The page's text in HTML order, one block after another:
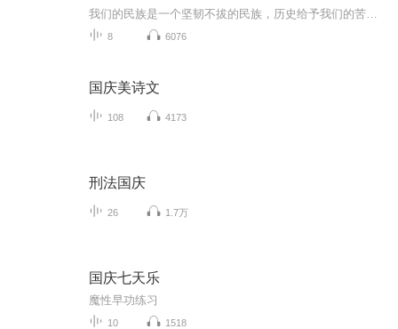
8 6076
国庆美诗文
108 4173
刑法国庆
26 1.7万
国庆七天乐
魔性早功练习
10 1518